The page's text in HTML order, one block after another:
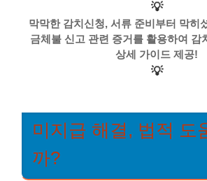
💡
막막한 감치신청, 서류 준비부터 막히
금체불 신고 관련 증거를 활용하여 감
상세 가이드 제공!
💡
미지급 해결, 법적 도
까?